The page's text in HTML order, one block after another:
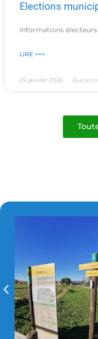
Elections
Informations électeurs
LIRE >>>
25 janvier 2026 Aucun